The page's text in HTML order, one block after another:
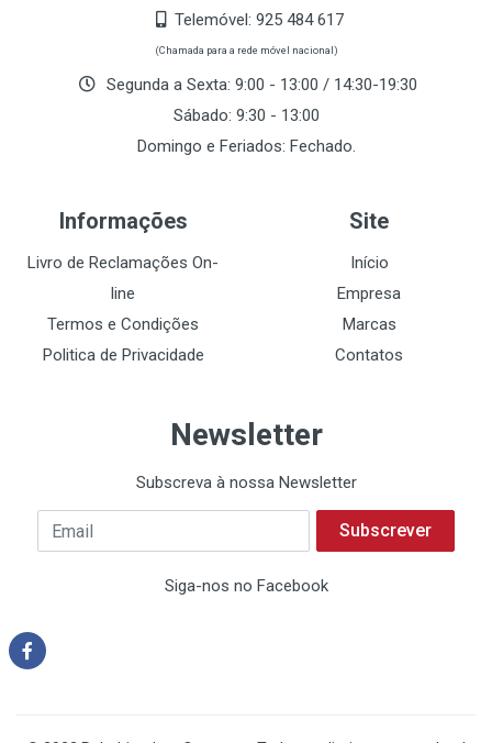
Telemóvel: 925 484 617
(Chamada para a rede móvel nacional)
Segunda a Sexta: 9:00 - 13:00 / 14:30-19:30
Sábado: 9:30 - 13:00
Domingo e Feriados: Fechado.
Informações
Livro de Reclamações On-
line
Termos e Condições
Politica de Privacidade
Site
Início
Empresa
Marcas
Contatos
Newsletter
Subscreva à nossa Newsletter
Subscrever
Siga-nos no Facebook